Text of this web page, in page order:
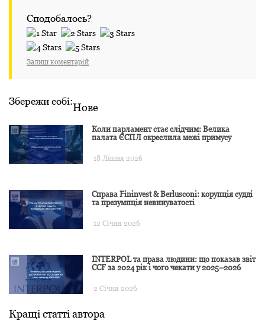
Сподобалось?
Залиш коментарій
Збережи собі:Нове
Коли парламент стає слідчим: Велика
палата ЄСПЛ окреслила межі примусу
18 Липня 2026
Справа Fininvest & Berlusconi: корупція судді
та презумпція невинуватості
12 Січня 2026
INTERPOL та права людини: що показав звіт
CCF за 2024 рік і чого чекати у 2025–2026
2 Січня 2026
Кращі статті автора